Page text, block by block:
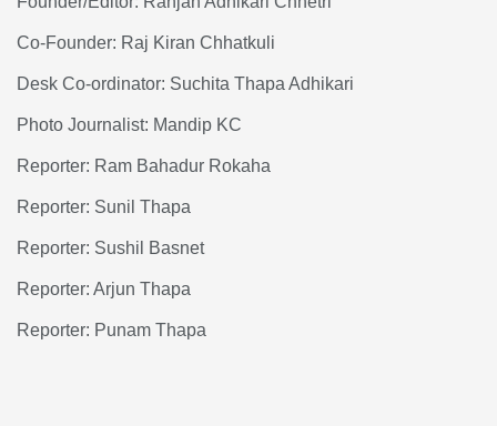
Co-Founder: Raj Kiran Chhatkuli
Desk Co-ordinator: Suchita Thapa Adhikari
Photo Journalist: Mandip KC
Reporter: Ram Bahadur Rokaha
Reporter: Sunil Thapa
Reporter: Sushil Basnet
Reporter: Arjun Thapa
Reporter: Punam Thapa